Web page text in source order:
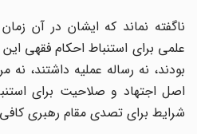
ناگفته نماند که ایشان در آن
علمی برای استنباط احکام فقهی این
بودند، نه رساله‌ عملیه داشتند، نه
اصل اجتهاد و صلاحیت برای
شرایط برای تصدی مقام رهبری کافی